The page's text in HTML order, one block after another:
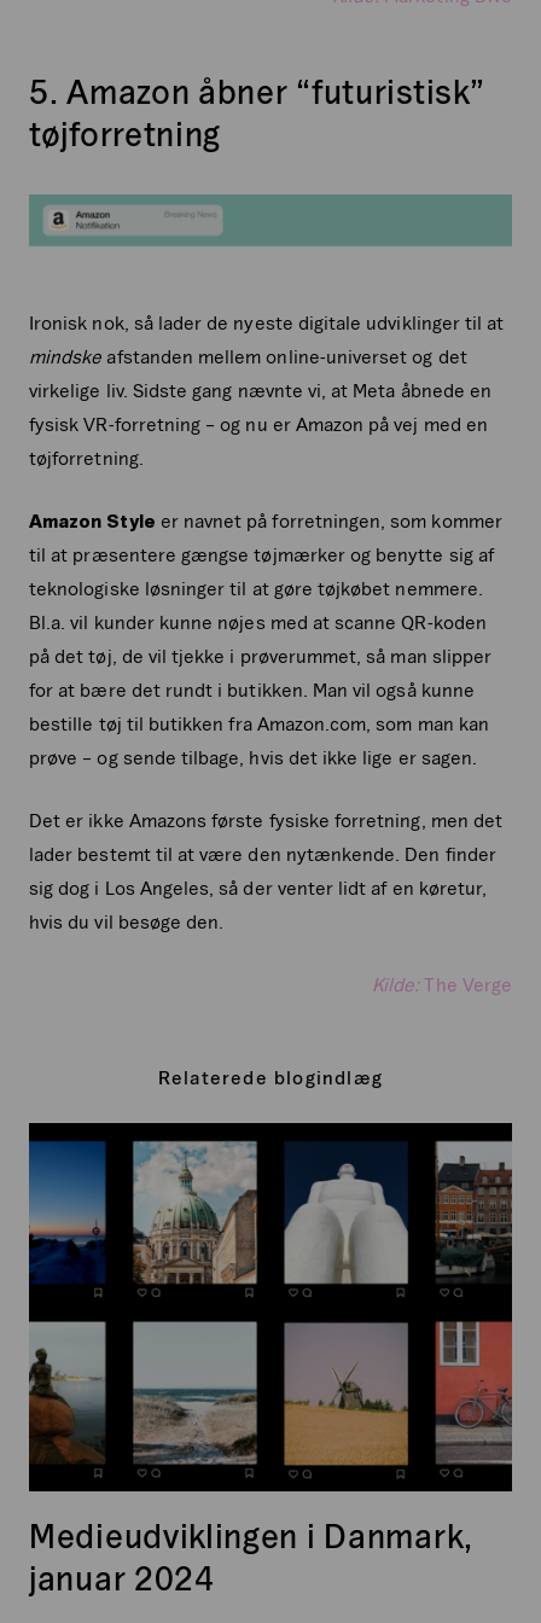
5. Amazon åbner “futuristisk”
tøjforretning
Ironisk nok, så lader de nyeste digitale udviklinger til at
mindske afstanden mellem online-universet og det
virkelige liv. Sidste gang nævnte vi, at Meta åbnede en
fysisk VR-forretning – og nu er Amazon på vej med en
tøjforretning.
Amazon Style er navnet på forretningen, som kommer
til at præsentere gængse tøjmærker og benytte sig af
teknologiske løsninger til at gøre tøjkøbet nemmere.
Bl.a. vil kunder kunne nøjes med at scanne QR-koden
på det tøj, de vil tjekke i prøverummet, så man slipper
for at bære det rundt i butikken. Man vil også kunne
bestille tøj til butikken fra Amazon.com, som man kan
prøve – og sende tilbage, hvis det ikke lige er sagen.
Det er ikke Amazons første fysiske forretning, men det
lader bestemt til at være den nytænkende. Den finder
sig dog i Los Angeles, så der venter lidt af en køretur,
hvis du vil besøge den.
Kilde:The Verge
Relaterede blogindlæg
Medieudviklingen
januar
2024
Medieudviklingen i Danmark,
januar 2024